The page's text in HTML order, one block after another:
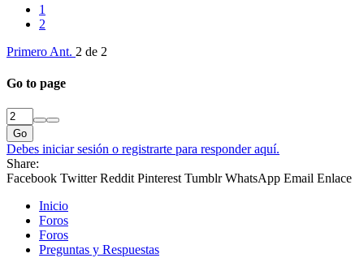
1
2
Primero Ant. 2 de 2
Go to page
Go
Debes iniciar sesión o registrarte para responder aquí.
Share:
Facebook Twitter Reddit Pinterest Tumblr WhatsApp Email Enlace
Inicio
Foros
Foros
Preguntas y Respuestas